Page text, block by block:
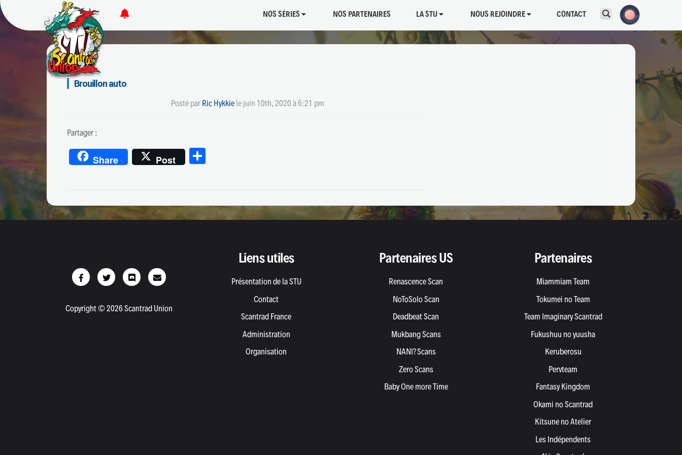
NOS SÉRIES NOS PARTENAIRES LA STU NOUS REJOINDRE CONTACT
Brouillon auto
Posté par Ric Hykkiele juin 10th, 2020 à 6:21 pm
Partager :
Share Post
Copyright © 2026 Scantrad Union
Liens utiles
Présentation de la STU
Contact
Scantrad France
Administration
Organisation
Partenaires US
Renascence Scan
NoToSolo Scan
Deadbeat Scan
Mukbang Scans
NANI? Scans
Zero Scans
Baby One more Time
Partenaires
Miammiam Team
Tokumei no Team
Team Imaginary Scantrad
Fukushuu no yuusha
Keruberosu
Pervteam
Fantasy Kingdom
Okami no Scantrad
Kitsune no Atelier
Les Indépendents